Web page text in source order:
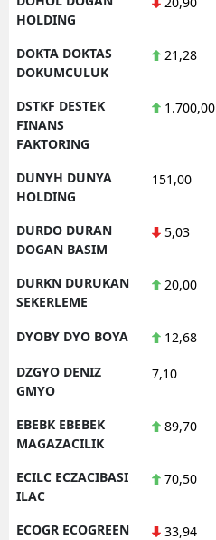
HOLDING
DOKTA DOKTAS
DOKUMCULUK
21,28
DSTKF DESTEK
FINANS
FAKTORING
1.700,00
DUNYH DUNYA
HOLDING
151,00
DURDO DURAN
DOGAN BASIM
5,03
DURKN DURUKAN
SEKERLEME
20,00
DYOBY DYO BOYA 12,68
DZGYO DENIZ
GMYO
7,10
EBEBK EBEBEK
MAGAZACILIK
89,70
ECILC ECZACIBASI
ILAC
70,50
ECOGR ECOGREEN
33,94